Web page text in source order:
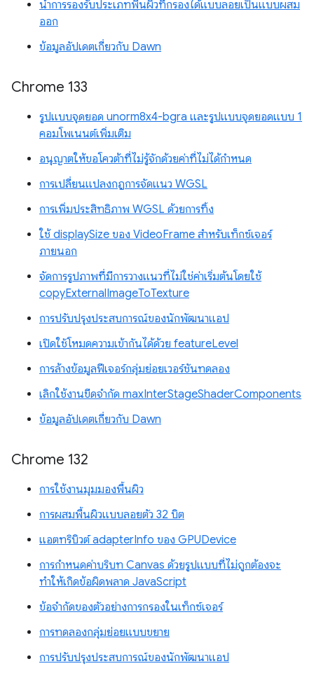
นำการรองรับประเภทพื้นผิวที่กรองได้แบบลอยเป็นแบบผสม
ออก
ข้อมูลอัปเดตเกี่ยวกับ Dawn
Chrome 133
รูปแบบจุดยอด unorm8x4-bgra และรูปแบบจุดยอดแบบ 1
คอมโพเนนต์เพิ่มเติม
อนุญาตให้ขอโควต้าที่ไม่รู้จักด้วยค่าที่ไม่ได้กำหนด
การเปลี่ยนแปลงกฎการจัดแนว WGSL
การเพิ่มประสิทธิภาพ WGSL ด้วยการทิ้ง
ใช้ displaySize ของ VideoFrame สำหรับเท็กซ์เจอร์
ภายนอก
จัดการรูปภาพที่มีการวางแนวที่ไม่ใช่ค่าเริ่มต้นโดยใช้
copyExternalImageToTexture
การปรับปรุงประสบการณ์ของนักพัฒนาแอป
เปิดใช้โหมดความเข้ากันได้ด้วย featureLevel
การล้างข้อมูลฟีเจอร์กลุ่มย่อยเวอร์ชันทดลอง
เลิกใช้งานขีดจำกัด maxInterStageShaderComponents
ข้อมูลอัปเดตเกี่ยวกับ Dawn
Chrome 132
การใช้งานมุมมองพื้นผิว
การผสมพื้นผิวแบบลอยตัว 32 บิต
แอตทริบิวต์ adapterInfo ของ GPUDevice
การกำหนดค่าบริบท Canvas ด้วยรูปแบบที่ไม่ถูกต้องจะ
ทำให้เกิดข้อผิดพลาด JavaScript
ข้อจำกัดของตัวอย่างการกรองในเท็กซ์เจอร์
การทดลองกลุ่มย่อยแบบขยาย
การปรับปรุงประสบการณ์ของนักพัฒนาแอป